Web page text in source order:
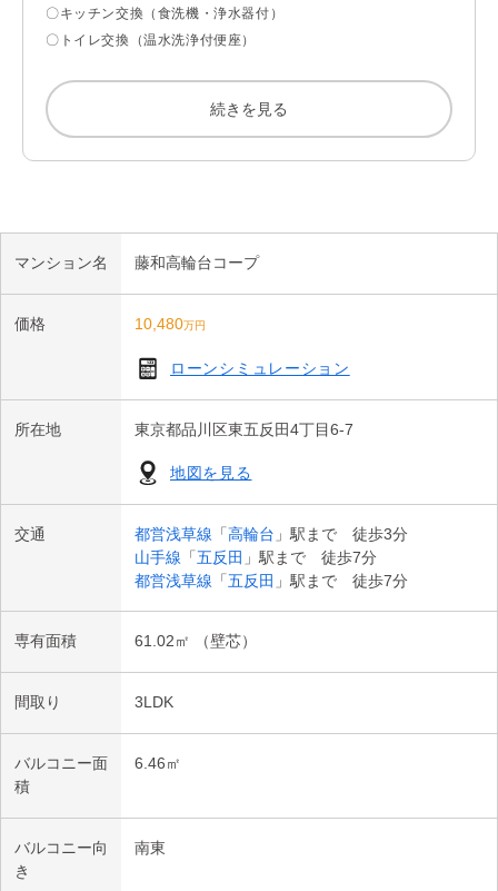
〇空室につき、お気兼ねなくご内見可能です。
〇食洗機や浴室暖房乾燥機など、生活に役立つ設備が豊富です。
【交通アクセス】
・ファミリーマート東五反田４丁目店…約50ｍ
・アトレ五反田……………………………約670ｍ
・品川区立第三日野小学校………………約660ｍ
〇キッチン交換（食洗機・浄水器付）
〇トイレ交換（温水洗浄付便座）
○玄関にエコカラット新規設置
〇洗面化粧台交換
〇給水管・給湯管交換（室内側）
〇バルコニー側二重サッシ設置
〇防水パン設置
○エアコン新規設置（４台）
（2026年8月中旬完成予定）
続きを見る
マンション名 藤和高輪台コープ
価格 10,480万円
ローンシミュレーション
所在地 東京都品川区東五反田4丁目6-7
地図を見る
交通 都営浅草線 「高輪台 」駅まで 徒歩3分
山手線 「五反田 」駅まで 徒歩7分
都営浅草線 「五反田 」駅まで 徒歩7分
専有面積 61.02㎡ （壁芯）
間取り 3LDK
バルコニー面
積
6.46㎡
バルコニー向
き
南東